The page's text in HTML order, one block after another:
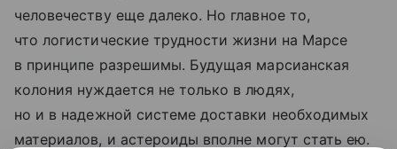
человечеству еще далеко. Но главное то,
что логистические трудности жизни на Марсе
в принципе разрешимы. Будущая марсианская
колония нуждается не только в людях,
но и в надежной системе доставки необходимых
материалов, и астероиды вполне могут стать ею.